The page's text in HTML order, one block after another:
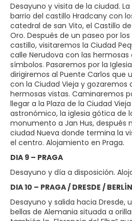
Desayuno y visita de la ciudad.
barrio del castillo Hradcany con
catedral de san Vito, el Castillo
Oro. Después de un paseo por
castillo, visitaremos la Ciudad
calle Nerudova con las hermosas
símbolos. Pasaremos por la
dirigiremos al Puente Carlos que
con la Ciudad Vieja y gozaremos
hermosas vistas. Caminaremos
llegar a la Plaza de la Ciudad
astronómico, la iglesia gótica de
monumento a Jan Hus, después
ciudad Nueva donde termina la
el centro. Alojamiento en Praga.
DIA 9 – PRAGA
Desayuno y día a disposición.
DIA 10 – PRAGA / DRESDE / BERLÍN
Desayuno y salida hacia Dresde,
bellas de Alemania situada a